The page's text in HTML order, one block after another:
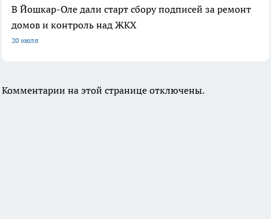
В Йошкар-Оле дали старт сбору подписей за ремонт
домов и контроль над ЖКХ
20 июля
Комментарии на этой странице отключены.